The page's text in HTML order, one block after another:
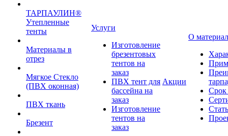
ТАРПАУЛИН®
Утепленные
тенты
Материалы в
отрез
Мягкое Стекло
(ПВХ оконная)
ПВХ ткань
Брезент
Услуги
Изготовление
брезентовых
тентов на
заказ
ПВХ тент для
бассейна на
заказ
Изготовление
тентов на
заказ
Акции
О